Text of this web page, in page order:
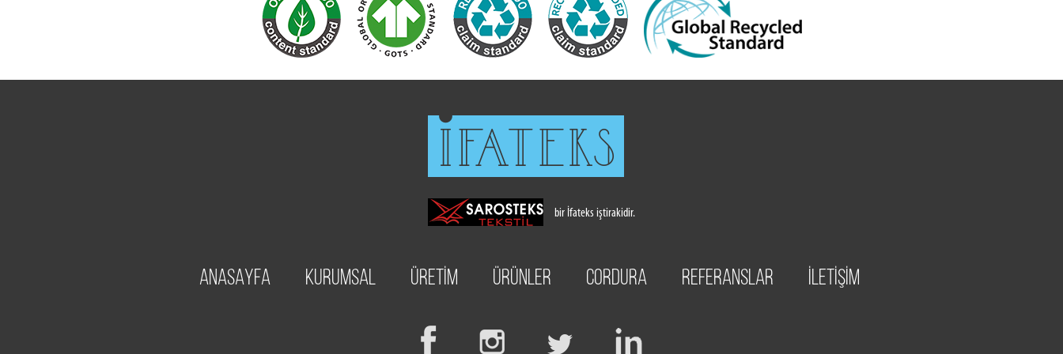
bir İfateks iştirakidir.
ANASAYFA KURUMSAL ÜRETİM ÜRÜNLER CORDURA REFERANSLAR İLETİŞİM